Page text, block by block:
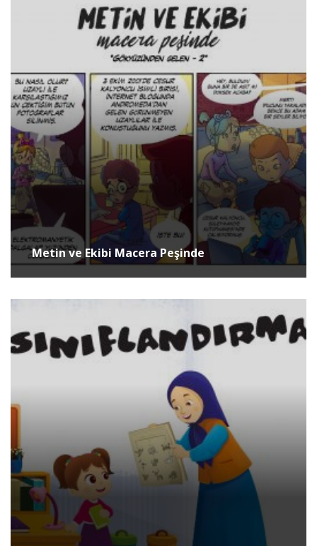
Metin ve Ekibi Macera Peşinde